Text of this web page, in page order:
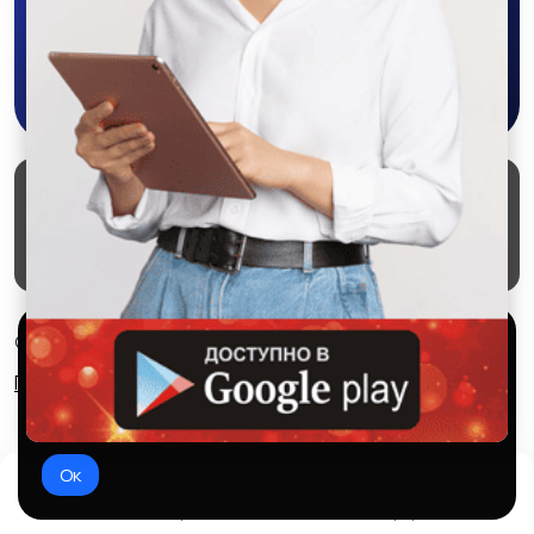
Dongfanghong
Тракторы KASUN Тракторы New Holland
Другие тракторы
Скачать в Google Play
Маркеты Блог
О проекте
Служба поддержки
Удаление аккаунта
Партнерка
© 2026 SALEX МАРКЕТ
Правила сервиса
Конфиденциальность
Используем куки и рекомендательные
технологии
Это чтобы сайт работал лучше. Оставаясь с нами, вы
соглашаетесь на использование файлов куки.
Ок